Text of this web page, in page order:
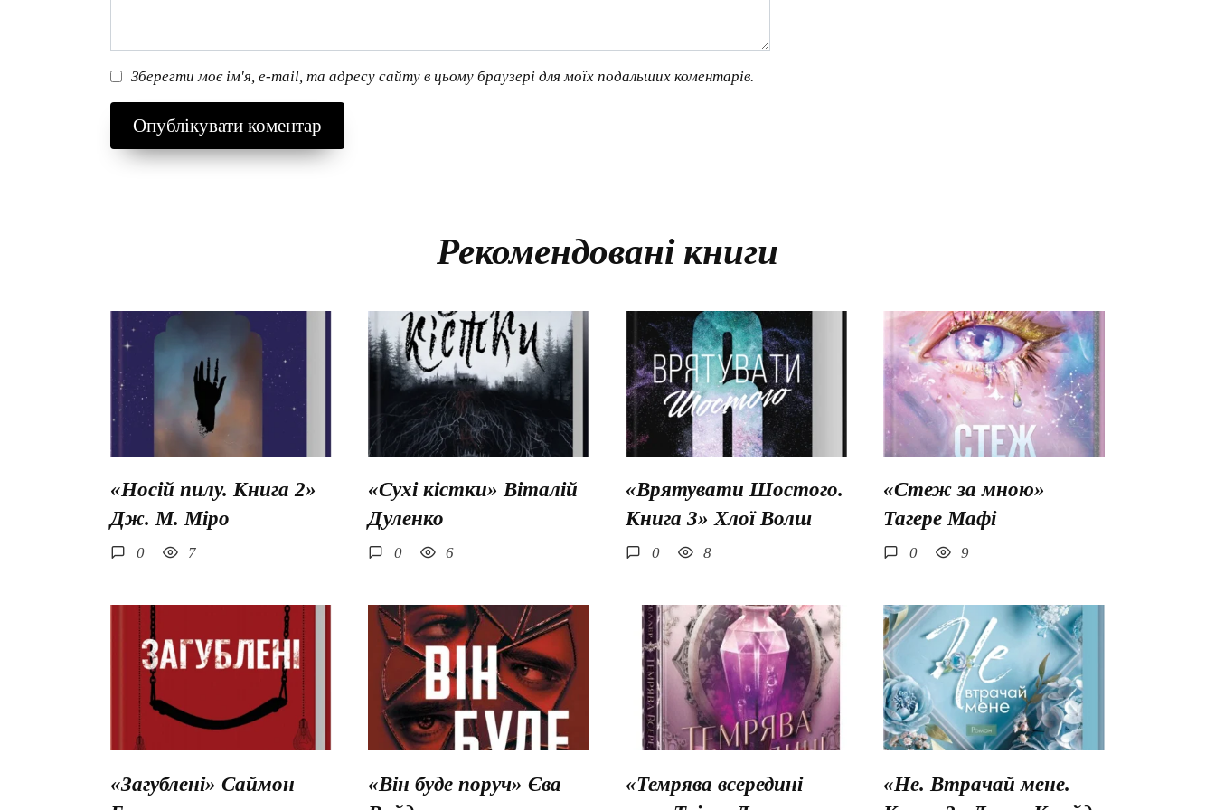
Зберегти моє ім'я, e-mail, та адресу сайту в цьому браузері для моїх подальших коментарів.
Рекомендовані книги
«Носій пилу. Книга 2»
Дж. М. Міро
0 7
«Сухі кістки» Віталій
Дуленко
0 6
«Врятувати Шостого.
Книга 3» Хлої Волш
0 8
«Стеж за мною»
Тагере Мафі
0 9
«Загублені» Саймон
«Він буде поруч» Єва
«Темрява всередині
«Не. Втрачай мене.